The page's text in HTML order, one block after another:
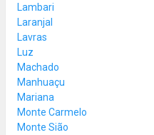
Lambari
Laranjal
Lavras
Luz
Machado
Manhuaçu
Mariana
Monte Carmelo
Monte Sião